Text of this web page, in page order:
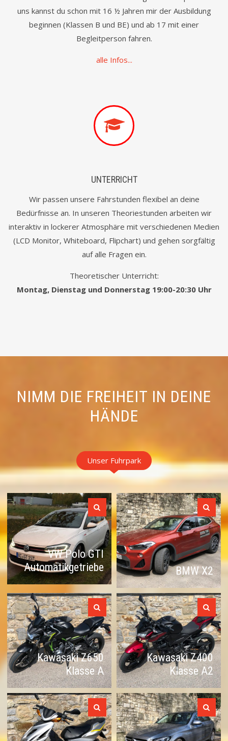
uns kannst du schon mit 16 ½ Jahren mir der Ausbildung
beginnen (Klassen B und BE) und ab 17 mit einer
Begleitperson fahren.
alle Infos...
UNTERRICHT
Wir passen unsere Fahrstunden flexibel an deine
Bedürfnisse an. In unseren Theoriestunden arbeiten wir
interaktiv in lockerer Atmosphäre mit verschiedenen Medien
(LCD Monitor, Whiteboard, Flipchart) und gehen sorgfältig
auf alle Fragen ein.
Theoretischer Unterricht:
Montag, Dienstag und Donnerstag 19:00-20:30 Uhr
NIMM DIE FREIHEIT IN DEINE
HÄNDE
Unser Fuhrpark
VW Polo GTI
Automatikgetriebe
BMW X2
Kawasaki Z650
Klasse A
Kawasaki Z400
Klasse A2